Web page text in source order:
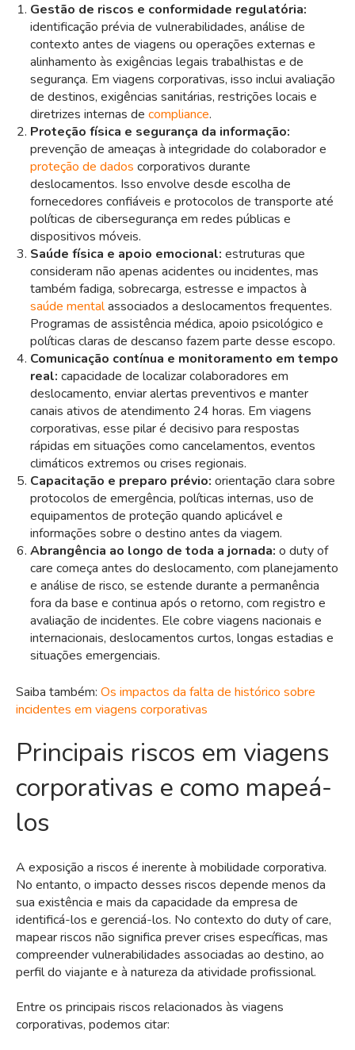
Gestão de riscos e conformidade regulatória:
identificação prévia de vulnerabilidades, análise de
contexto antes de viagens ou operações externas e
alinhamento às exigências legais trabalhistas e de
segurança. Em viagens corporativas, isso inclui avaliação
de destinos, exigências sanitárias, restrições locais e
diretrizes internas de compliance.
Proteção física e segurança da informação:
prevenção de ameaças à integridade do colaborador e
proteção de dados corporativos durante
deslocamentos. Isso envolve desde escolha de
fornecedores confiáveis e protocolos de transporte até
políticas de cibersegurança em redes públicas e
dispositivos móveis.
Saúde física e apoio emocional: estruturas que
consideram não apenas acidentes ou incidentes, mas
também fadiga, sobrecarga, estresse e impactos à
saúde mentalassociados a deslocamentos frequentes.
Programas de assistência médica, apoio psicológico e
políticas claras de descanso fazem parte desse escopo.
Comunicação contínua e monitoramento em tempo
real: capacidade de localizar colaboradores em
deslocamento, enviar alertas preventivos e manter
canais ativos de atendimento 24 horas. Em viagens
corporativas, esse pilar é decisivo para respostas
rápidas em situações como cancelamentos, eventos
climáticos extremos ou crises regionais.
Capacitação e preparo prévio: orientação clara sobre
protocolos de emergência, políticas internas, uso de
equipamentos de proteção quando aplicável e
informações sobre o destino antes da viagem.
Abrangência ao longo de toda a jornada: o duty of
care começa antes do deslocamento, com planejamento
e análise de risco, se estende durante a permanência
fora da base e continua após o retorno, com registro e
avaliação de incidentes. Ele cobre viagens nacionais e
internacionais, deslocamentos curtos, longas estadias e
situações emergenciais.
Saiba também: Os impactos da falta de histórico sobre
incidentes em viagens corporativas
Principais riscos em viagens
corporativas e como mapeá-
los
A exposição a riscos é inerente à mobilidade corporativa.
No entanto, o impacto desses riscos depende menos da
sua existência e mais da capacidade da empresa de
identificá-los e gerenciá-los. No contexto do duty of care,
mapear riscos não significa prever crises específicas, mas
compreender vulnerabilidades associadas ao destino, ao
perfil do viajante e à natureza da atividade profissional.
Entre os principais riscos relacionados às viagens
corporativas, podemos citar: